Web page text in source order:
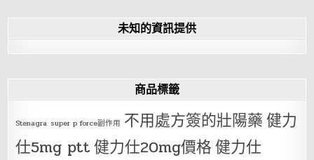
未知的資訊提供
商品標籤
Stenagra super p force副作用 不用處方簽的壯陽藥健力
仕5mg ptt健力仕20mg價格健力仕